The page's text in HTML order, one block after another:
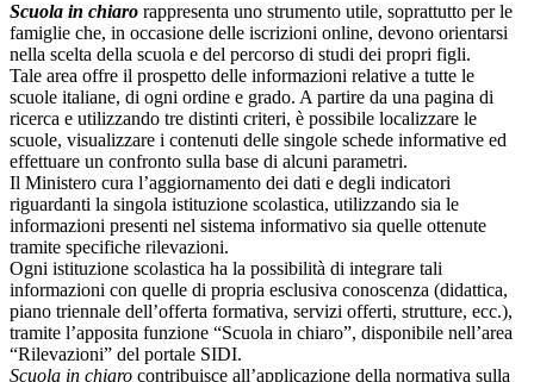
Scuola in chiaro rappresenta uno strumento utile, soprattutto per le
famiglie che, in occasione delle iscrizioni online, devono orientarsi
nella scelta della scuola e del percorso di studi dei propri figli.
Tale area offre il prospetto delle informazioni relative a tutte le
scuole italiane, di ogni ordine e grado. A partire da una pagina di
ricerca e utilizzando tre distinti criteri, è possibile localizzare le
scuole, visualizzare i contenuti delle singole schede informative ed
effettuare un confronto sulla base di alcuni parametri.
Il Ministero cura l’aggiornamento dei dati e degli indicatori
riguardanti la singola istituzione scolastica, utilizzando sia le
informazioni presenti nel sistema informativo sia quelle ottenute
tramite specifiche rilevazioni.
Ogni istituzione scolastica ha la possibilità di integrare tali
informazioni con quelle di propria esclusiva conoscenza (didattica,
piano triennale dell’offerta formativa, servizi offerti, strutture, ecc.),
tramite l’apposita funzione “Scuola in chiaro”, disponibile nell’area
“Rilevazioni” del portale SIDI.
Scuola in chiaro contribuisce all’applicazione della normativa sulla